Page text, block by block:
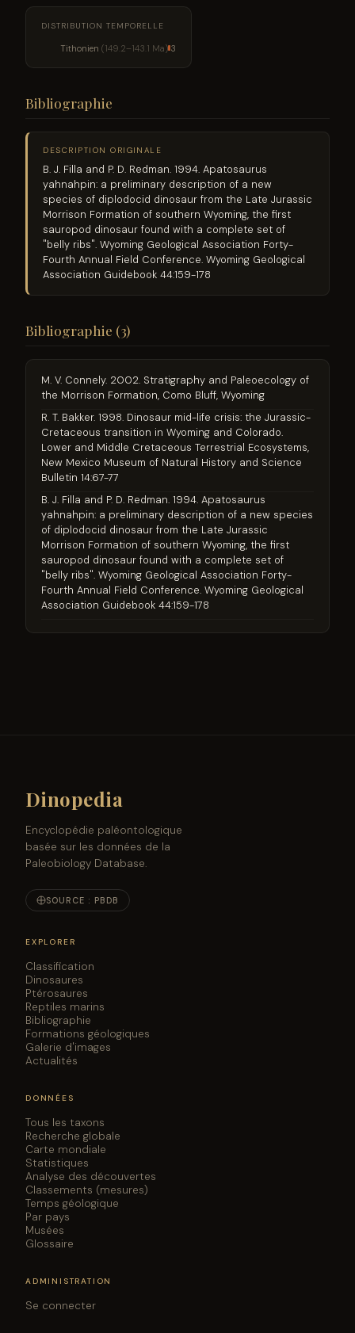
DISTRIBUTION TEMPORELLE
Tithonien (149.2–143.1 Ma) 3
Bibliographie
DESCRIPTION ORIGINALE
B. J. Filla and P. D. Redman. 1994. Apatosaurus
yahnahpin: a preliminary description of a new
species of diplodocid dinosaur from the Late Jurassic
Morrison Formation of southern Wyoming, the first
sauropod dinosaur found with a complete set of
"belly ribs". Wyoming Geological Association Forty-
Fourth Annual Field Conference. Wyoming Geological
Association Guidebook 44:159-178
Bibliographie (3)
M. V. Connely. 2002. Stratigraphy and Paleoecology of
the Morrison Formation, Como Bluff, Wyoming
R. T. Bakker. 1998. Dinosaur mid-life crisis: the Jurassic-
Cretaceous transition in Wyoming and Colorado.
Lower and Middle Cretaceous Terrestrial Ecosystems,
New Mexico Museum of Natural History and Science
Bulletin 14:67-77
B. J. Filla and P. D. Redman. 1994. Apatosaurus
yahnahpin: a preliminary description of a new species
of diplodocid dinosaur from the Late Jurassic
Morrison Formation of southern Wyoming, the first
sauropod dinosaur found with a complete set of
"belly ribs". Wyoming Geological Association Forty-
Fourth Annual Field Conference. Wyoming Geological
Association Guidebook 44:159-178
Dinopedia
Encyclopédie paléontologique
basée sur les données de la
Paleobiology Database.
SOURCE : PBDB
EXPLORER
Classification
Dinosaures
Ptérosaures
Reptiles marins
Bibliographie
Formations géologiques
Galerie d'images
Actualités
DONNÉES
Tous les taxons
Recherche globale
Carte mondiale
Statistiques
Analyse des découvertes
Classements (mesures)
Temps géologique
Par pays
Musées
Glossaire
ADMINISTRATION
Se connecter